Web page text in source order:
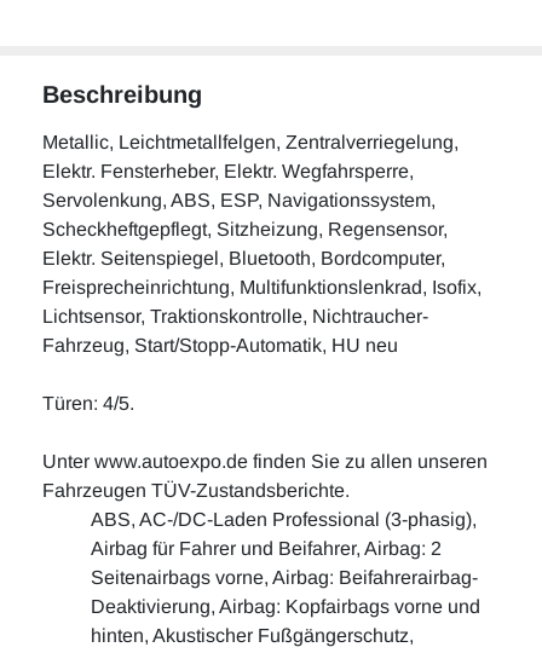
Beschreibung
Metallic, Leichtmetallfelgen, Zentralverriegelung,
Elektr. Fensterheber, Elektr. Wegfahrsperre,
Servolenkung, ABS, ESP, Navigationssystem,
Scheckheftgepflegt, Sitzheizung, Regensensor,
Elektr. Seitenspiegel, Bluetooth, Bordcomputer,
Freisprecheinrichtung, Multifunktionslenkrad, Isofix,
Lichtsensor, Traktionskontrolle, Nichtraucher-
Fahrzeug, Start/Stopp-Automatik, HU neu
Türen: 4/5.
Unter www.autoexpo.de finden Sie zu allen unseren
Fahrzeugen TÜV-Zustandsberichte.
ABS, AC-/DC-Laden Professional (3-phasig),
Airbag für Fahrer und Beifahrer, Airbag: 2
Seitenairbags vorne, Airbag: Beifahrerairbag-
Deaktivierung, Airbag: Kopfairbags vorne und
hinten, Akustischer Fußgängerschutz,